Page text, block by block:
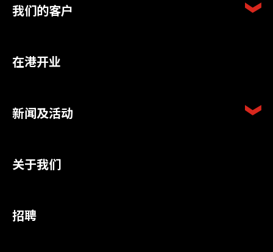
我们的客户
在港开业
新闻及活动
关于我们
招聘